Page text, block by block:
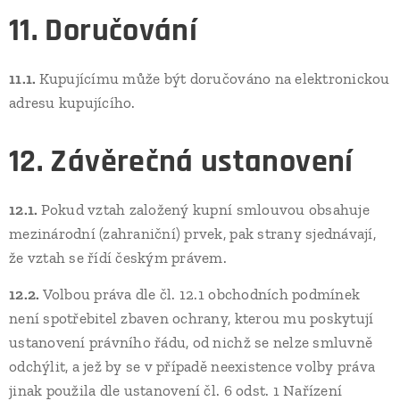
11. Doručování
11.1. Kupujícímu může být doručováno na elektronickou
adresu kupujícího.
12. Závěrečná ustanovení
12.1. Pokud vztah založený kupní smlouvou obsahuje
mezinárodní (zahraniční) prvek, pak strany sjednávají,
že vztah se řídí českým právem.
12.2. Volbou práva dle čl. 12.1 obchodních podmínek
není spotřebitel zbaven ochrany, kterou mu poskytují
ustanovení právního řádu, od nichž se nelze smluvně
odchýlit, a jež by se v případě neexistence volby práva
jinak použila dle ustanovení čl. 6 odst. 1 Nařízení